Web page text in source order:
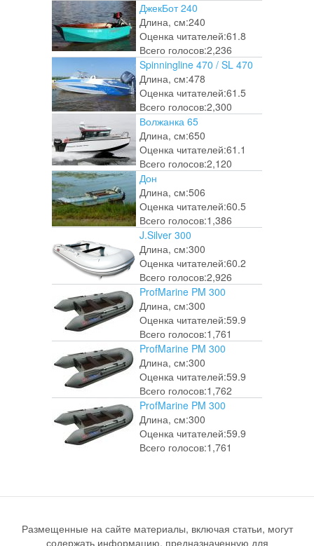
ДжекБот 240
Длина, см:240
Оценка читателей:61.8
Всего голосов:2,236
Spinningline 470 / SL 470
Длина, см:478
Оценка читателей:61.5
Всего голосов:2,300
Волжанка 65
Длина, см:650
Оценка читателей:61.1
Всего голосов:2,120
Дон
Длина, см:506
Оценка читателей:60.5
Всего голосов:1,386
J.Silver 300
Длина, см:300
Оценка читателей:60.2
Всего голосов:2,926
ProfMarine PM 300
Длина, см:300
Оценка читателей:59.9
Всего голосов:1,761
ProfMarine PM 300
Длина, см:300
Оценка читателей:59.9
Всего голосов:1,762
ProfMarine PM 300
Длина, см:300
Оценка читателей:59.9
Всего голосов:1,761
Размещенные на сайте материалы, включая статьи, могут
содержать информацию, предназначенную для